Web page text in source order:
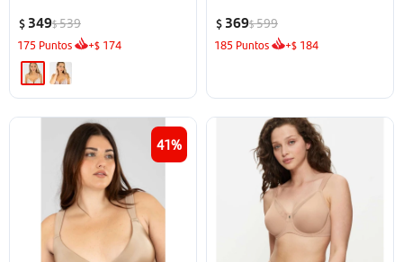
$ 349$539
175 Puntos +$ 174
$ 369$599
185 Puntos +$ 184
41